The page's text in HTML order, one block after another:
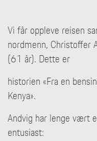
Vi får oppleve reisen
nordmenn, Christoffer
(61 år). Dette er
historien «Fra en
Kenya».
Andvig har lenge vært
entusiast: